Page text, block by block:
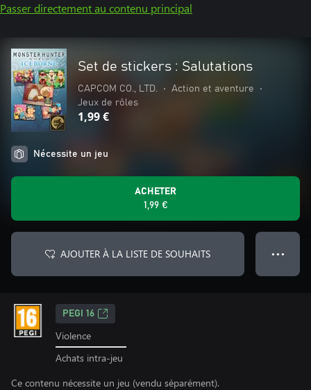
Passer directement au contenu principal
Set de stickers : Salutations
CAPCOM CO., LTD. • Action et aventure
•
Jeux de rôles
1,99 €
Nécessite un jeu
ACHETER
1,99 €
AJOUTER À LA LISTE DE SOUHAITS ● ● ●
PEGI 16
Violence
Achats intra-jeu
Ce contenu nécessite un jeu (vendu séparément).